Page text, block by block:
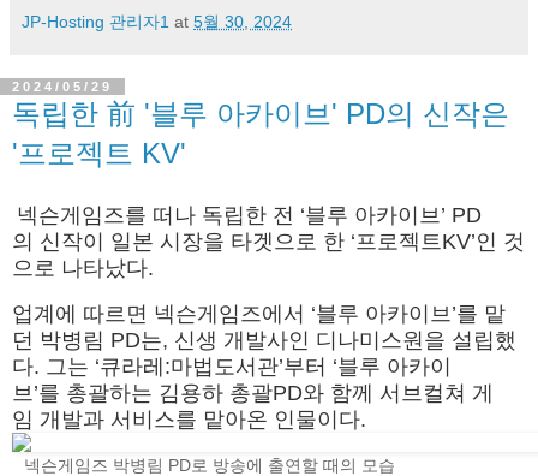
JP-Hosting 관리자1 at 5월 30, 2024
2024/05/29
독립한 前 '블루 아카이브' PD의 신작은
'프로젝트 KV'
넥슨게임즈를 떠나 독립한 전 ‘블루 아카이브’ PD
의 신작이 일본 시장을 타겟으로 한 ‘프로젝트KV’인 것
으로 나타났다.
업계에 따르면 넥슨게임즈에서 ‘블루 아카이브’를 맡
던 박병림 PD는, 신생 개발사인 디나미스원을 설립했
다. 그는 ‘큐라레:마법도서관’부터 ‘블루 아카이
브’를 총괄하는 김용하 총괄PD와 함께 서브컬쳐 게
임 개발과 서비스를 맡아온 인물이다.
넥슨게임즈 박병림 PD로 방송에 출연할 때의 모습